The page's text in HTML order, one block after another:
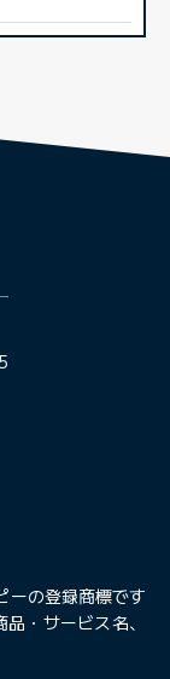
ーの登録商標です
・サービス名、